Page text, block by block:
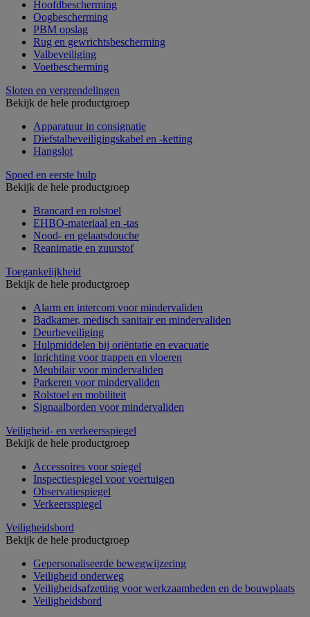
Hoofdbescherming
Oogbescherming
PBM opslag
Rug en gewrichtsbescherming
Valbeveiliging
Voetbescherming
Sloten en vergrendelingen
Bekijk de hele productgroep
Apparatuur in consignatie
Diefstalbeveiligingskabel en -ketting
Hangslot
Spoed en eerste hulp
Bekijk de hele productgroep
Brancard en rolstoel
EHBO-materiaal en -tas
Nood- en gelaatsdouche
Reanimatie en zuurstof
Toegankelijkheid
Bekijk de hele productgroep
Alarm en intercom voor mindervaliden
Badkamer, medisch sanitair en mindervaliden
Deurbeveiliging
Hulpmiddelen bij oriëntatie en evacuatie
Inrichting voor trappen en vloeren
Meubilair voor mindervaliden
Parkeren voor mindervaliden
Rolstoel en mobiliteit
Signaalborden voor mindervaliden
Veiligheid- en verkeersspiegel
Bekijk de hele productgroep
Accessoires voor spiegel
Inspectiespiegel voor voertuigen
Observatiespiegel
Verkeersspiegel
Veiligheidsbord
Bekijk de hele productgroep
Gepersonaliseerde bewegwijzering
Veiligheid onderweg
Veiligheidsafzetting voor werkzaamheden en de bouwplaats
Veiligheidsbord